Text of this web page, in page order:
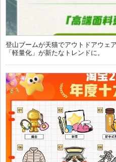
登山ブームが天猫でアウトドアウェ
「軽量化」が新たなトレンドに。